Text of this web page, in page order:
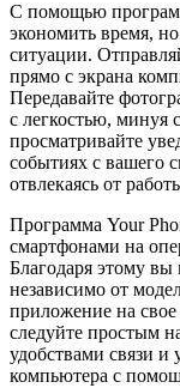
С помощью
экономить время,
ситуации.
прямо с экрана
Передавайте
с легкостью,
просматривайте
событиях с вашего
отвлекаясь от
Программа Your
смартфонами на
Благодаря этому
независимо от
приложение на
следуйте простым
удобствами связи
компьютера с